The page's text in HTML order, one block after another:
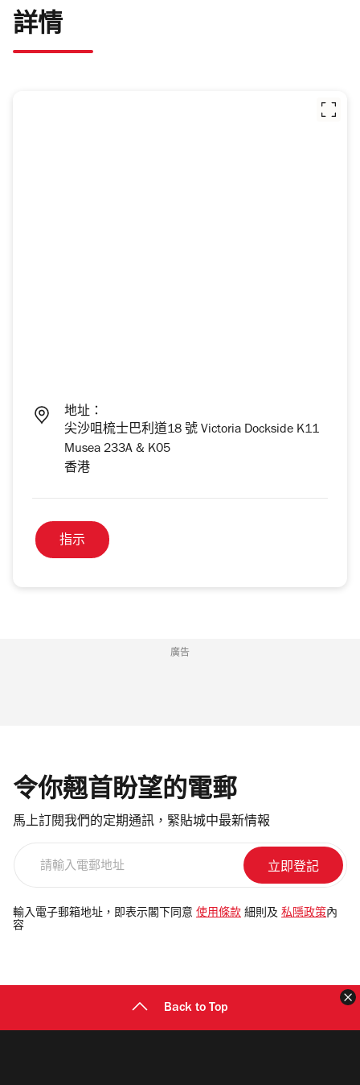
詳情
地址：
尖沙咀梳士巴利道18 號 Victoria Dockside K11
Musea 233A & K05
香港
指示
廣告
令你翹首盼望的電郵
馬上訂閱我們的定期通訊，緊貼城中最新情報
電
郵
輸入電子郵箱地址，即表示閣下同意 使用條款 細則及 私隱政策 內
容
Back to Top